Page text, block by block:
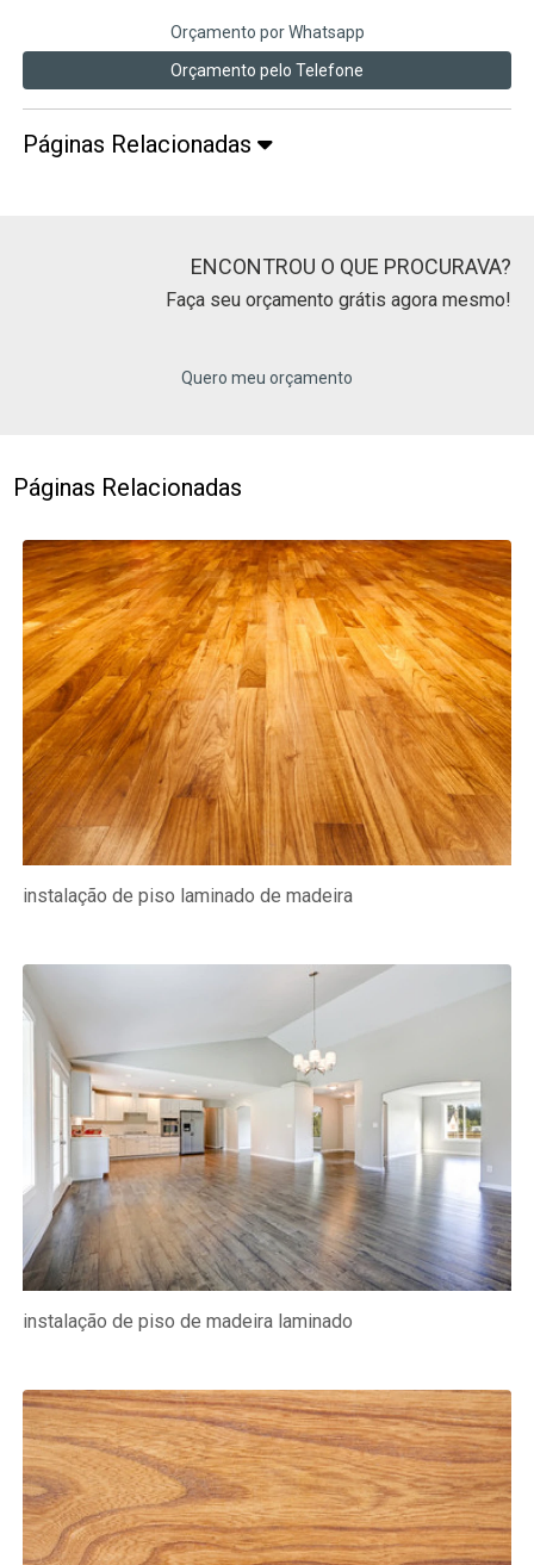
Orçamento por Whatsapp
Orçamento pelo Telefone
Páginas Relacionadas
ENCONTROU O QUE PROCURAVA?
Faça seu orçamento grátis agora mesmo!
Quero meu orçamento
Páginas Relacionadas
instalação de piso laminado de madeira
instalação de piso de madeira laminado